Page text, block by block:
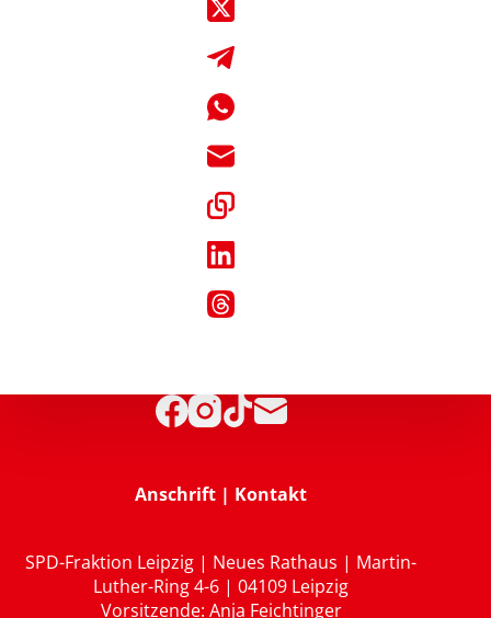
Anschrift | Kontakt
SPD-Fraktion Leipzig | Neues Rathaus | Martin-
Luther-Ring 4-6 | 04109 Leipzig
Vorsitzende: Anja Feichtinger